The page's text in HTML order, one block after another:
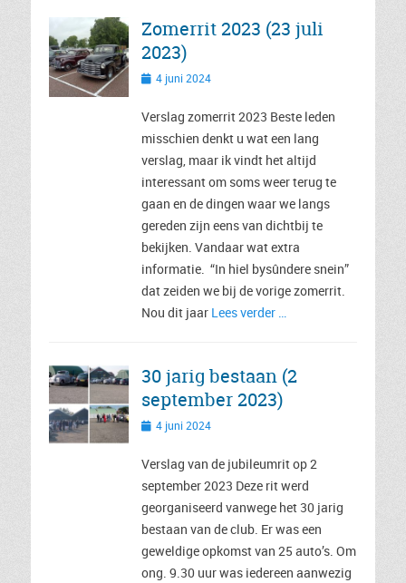
Zomerrit 2023 (23 juli
2023)
Geplaatst
4 juni 2024
Verslag zomerrit 2023 Beste leden
misschien denkt u wat een lang
verslag, maar ik vindt het altijd
interessant om soms weer terug te
gaan en de dingen waar we langs
gereden zijn eens van dichtbij te
bekijken. Vandaar wat extra
informatie. “In hiel bysûndere snein”
dat zeiden we bij de vorige zomerrit.
Nou dit jaar Lees verder …
30 jarig bestaan (2
september 2023)
Geplaatst
4 juni 2024
Verslag van de jubileumrit op 2
september 2023 Deze rit werd
georganiseerd vanwege het 30 jarig
bestaan van de club. Er was een
geweldige opkomst van 25 auto’s. Om
ong. 9.30 uur was iedereen aanwezig